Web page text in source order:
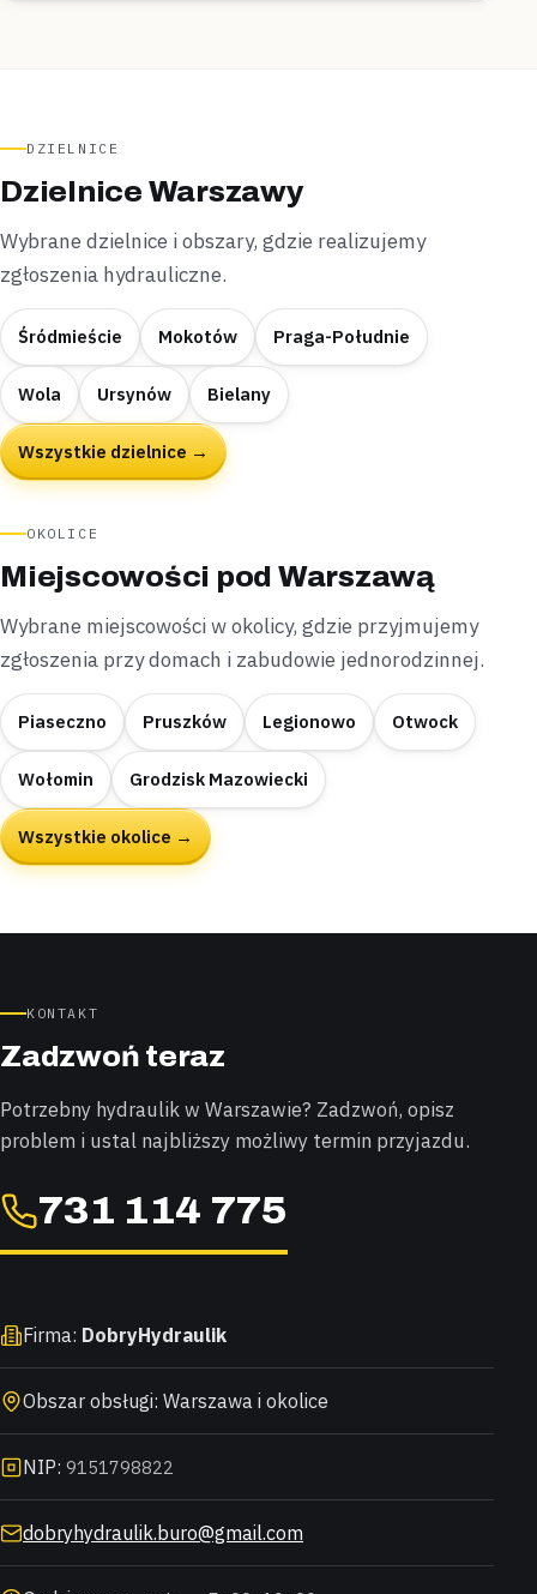
DZIELNICE
Dzielnice Warszawy
Wybrane dzielnice i obszary, gdzie realizujemy
zgłoszenia hydrauliczne.
Śródmieście Mokotów Praga-Południe
Wola Ursynów Bielany
Wszystkie dzielnice →
OKOLICE
Miejscowości pod Warszawą
Wybrane miejscowości w okolicy, gdzie przyjmujemy
zgłoszenia przy domach i zabudowie jednorodzinnej.
Piaseczno Pruszków Legionowo Otwock
Wołomin Grodzisk Mazowiecki
Wszystkie okolice →
KONTAKT
Zadzwoń teraz
Potrzebny hydraulik w Warszawie? Zadzwoń, opisz
problem i ustal najbliższy możliwy termin przyjazdu.
731 114 775
Firma: DobryHydraulik
Obszar obsługi: Warszawa i okolice
NIP: 9151798822
dobryhydraulik.buro@gmail.com